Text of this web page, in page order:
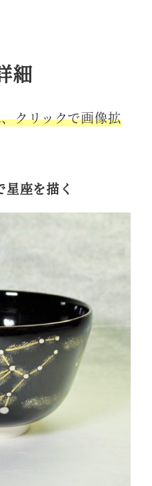
細
クリックで画像拡
座を描く